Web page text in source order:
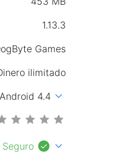
1.13.3
Games
ilimitado
Android 4.4 expand_more
Seguro check_circle expand_more